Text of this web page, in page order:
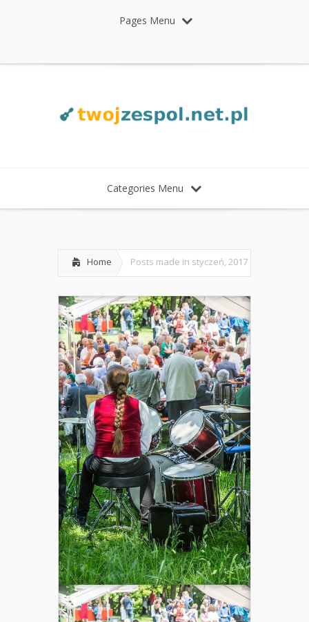
Pages Menu
Categories Menu
Home Posts made in styczeń, 2017